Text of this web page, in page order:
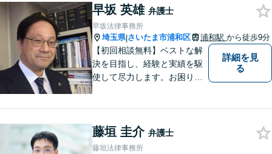
商取引問題などに対応しま
す。中小企業さま、個人事業
主さまからのご相談に注力
【初回面談無料】
早坂 英雄 弁護士
早坂法律事務所
埼玉県|さいたま市浦和区 浦和駅 から徒歩9分
【初回相談無料】ベストな解
決を目指し、経験と実績を駆
使して尽力します。お困りの
詳細を見
る
藤垣 圭介 弁護士
藤垣法律事務所